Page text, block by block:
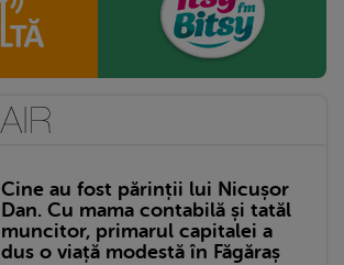
Cine au fost părinții lui Nicușor
Dan. Cu mama contabilă și tatăl
muncitor, primarul capitalei a
dus o viață modestă în Făgăraș